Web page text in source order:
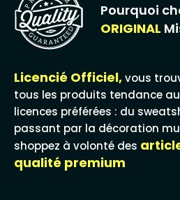
Pourquoi
ORIGINAL
Licencié Officiel,vous
tous les produits tendance
licences préférées : du
passant par la décoration
shoppez à volonté des
qualité premium